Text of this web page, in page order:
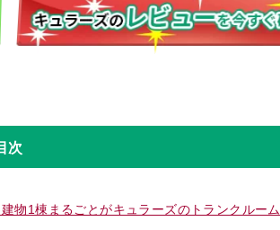
次
物1棟まるごとがキュラーズのトランクルーム